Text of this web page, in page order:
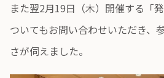
また翌2月19日（木）開催する「
ついてもお問い合わせいただき、
さが伺えました。